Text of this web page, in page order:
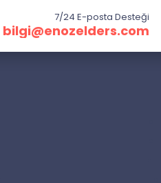
7/24 E-posta Desteği
bilgi@enozelders.com